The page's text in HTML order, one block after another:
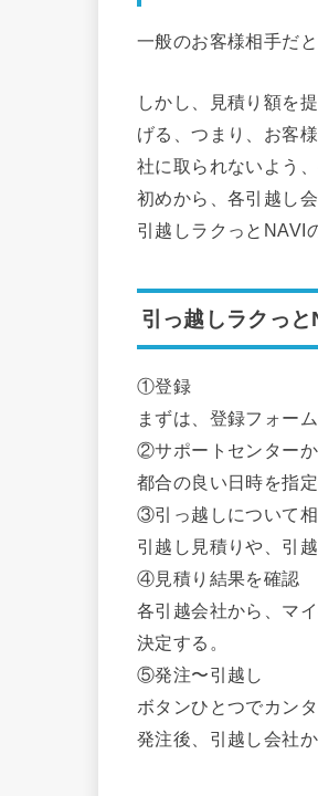
一般のお客様相手だ
しかし、見積り額を
げる、つまり、お客
社に取られないよう
初めから、各引越し
引越しラクっとNAVI
引っ越しラクっ
①登録
まずは、登録フォー
②サポートセンター
都合の良い日時を指
③引っ越しについて
引越し見積りや、引
④見積り結果を確認
各引越会社から、マ
決定する。
⑤発注〜引越し
ボタンひとつでカン
発注後、引越し会社